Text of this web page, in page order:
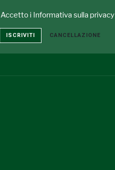
Accetto i Informativa sulla privacy
ISCRIVITI CANCELLAZIONE